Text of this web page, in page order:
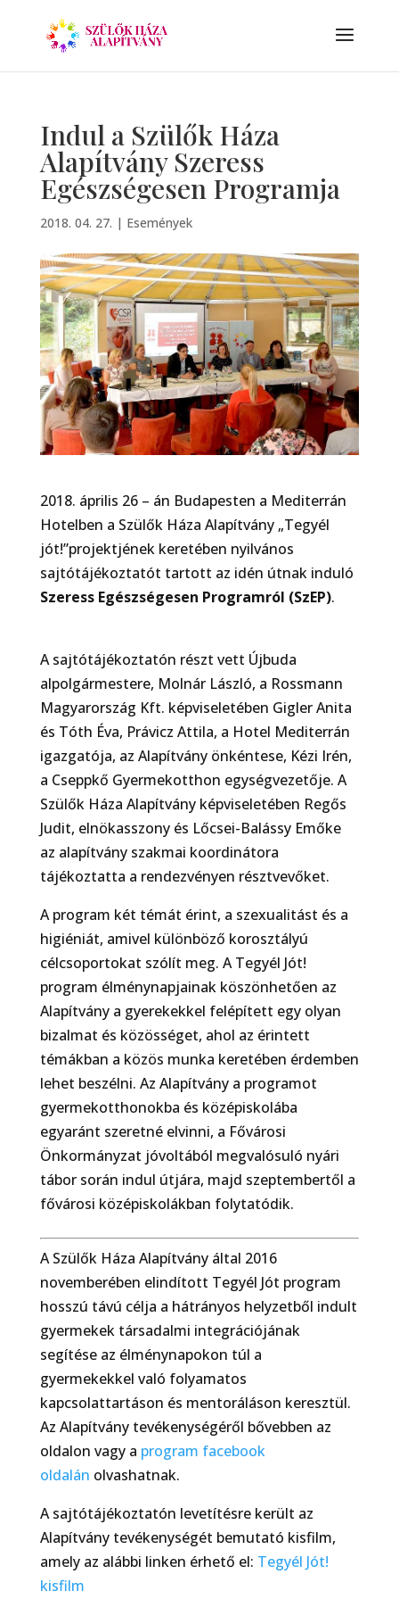
Indul a Szülők Háza
Alapítvány Szeress
Egészségesen Programja
2018. 04. 27. | Események
2018. április 26 – án Budapesten a Mediterrán
Hotelben a Szülők Háza Alapítvány „Tegyél
jót!”projektjének keretében nyilvános
sajtótájékoztatót tartott az idén útnak induló
Szeress Egészségesen Programról (SzEP).
A sajtótájékoztatón részt vett Újbuda
alpolgármestere, Molnár László, a Rossmann
Magyarország Kft. képviseletében Gigler Anita
és Tóth Éva, Právicz Attila, a Hotel Mediterrán
igazgatója, az Alapítvány önkéntese, Kézi Irén,
a Cseppkő Gyermekotthon egységvezetője. A
Szülők Háza Alapítvány képviseletében Regős
Judit, elnökasszony és Lőcsei-Balássy Emőke
az alapítvány szakmai koordinátora
tájékoztatta a rendezvényen résztvevőket.
A program két témát érint, a szexualitást és a
higiéniát, amivel különböző korosztályú
célcsoportokat szólít meg. A Tegyél Jót!
program élménynapjainak köszönhetően az
Alapítvány a gyerekekkel felépített egy olyan
bizalmat és közösséget, ahol az érintett
témákban a közös munka keretében érdemben
lehet beszélni. Az Alapítvány a programot
gyermekotthonokba és középiskolába
egyaránt szeretné elvinni, a Fővárosi
Önkormányzat jóvoltából megvalósuló nyári
tábor során indul útjára, majd szeptembertől a
fővárosi középiskolákban folytatódik.
A Szülők Háza Alapítvány által 2016
novemberében elindított Tegyél Jót program
hosszú távú célja a hátrányos helyzetből indult
gyermekek társadalmi integrációjának
segítése az élménynapokon túl a
gyermekekkel való folyamatos
kapcsolattartáson és mentoráláson keresztül.
Az Alapítvány tevékenységéről bővebben az
oldalon vagy a program facebook
oldalán olvashatnak.
A sajtótájékoztatón levetítésre került az
Alapítvány tevékenységét bemutató kisfilm,
amely az alábbi linken érhető el: Tegyél Jót!
kisfilm